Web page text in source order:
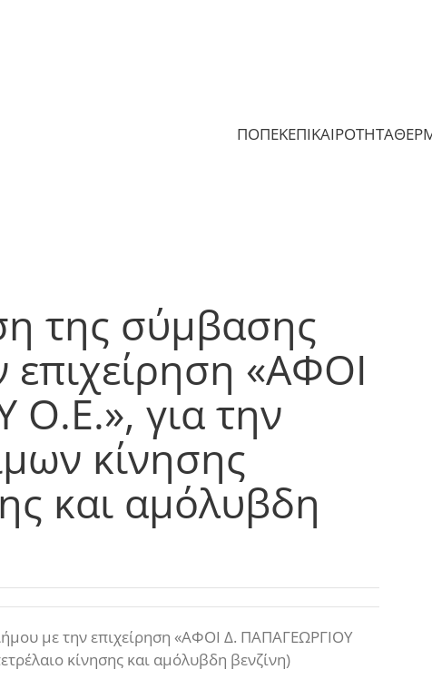
ΠΟΠΕΚΕΠΙΚΑΙΡΟΤΗΤΑ
της σύμβασης
«ΑΦΟΙ
για την
κίνησης
και αμόλυβδη
με την επιχείρηση «ΑΦΟΙ Δ. ΠΑΠΑΓΕΩΡΓΙΟΥ
κίνησης και αμόλυβδη βενζίνη)